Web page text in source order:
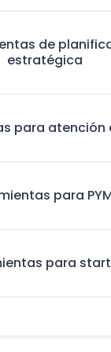
de
estratégica
para atención
para
para